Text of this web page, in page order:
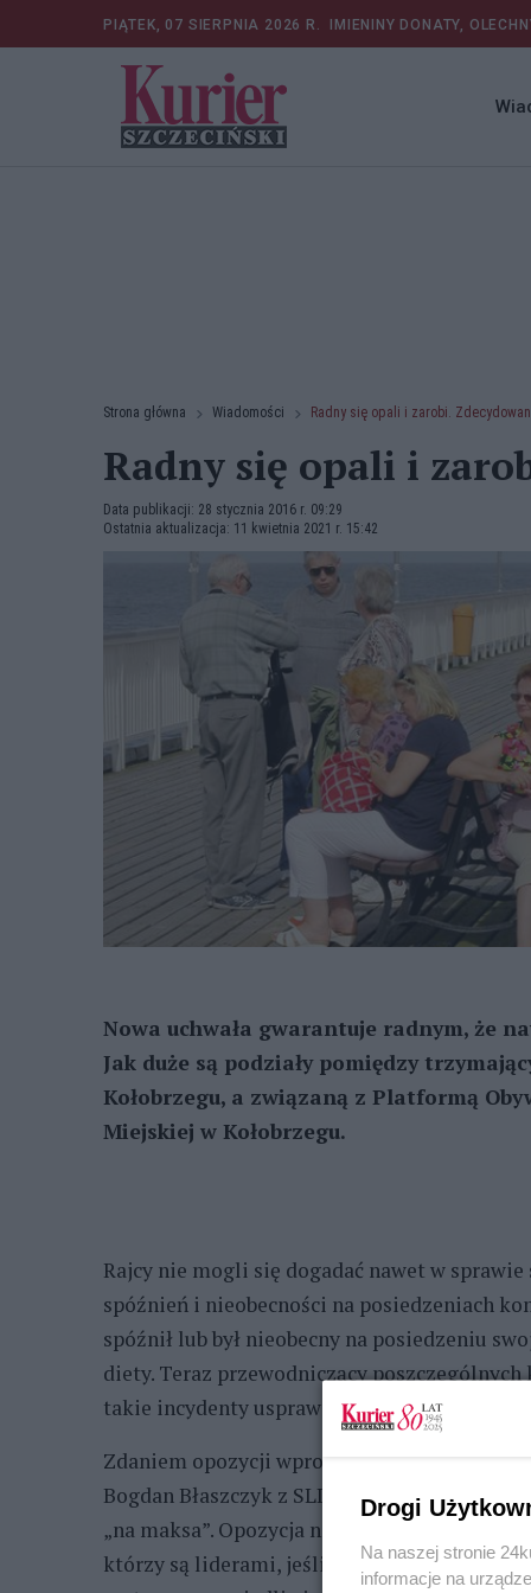
PIĄTEK, 07 SIERPNIA 2026 R. IMIENINY DONATY,
Strona główna Wiadomości Radny się opali i zarobi.
Radny się opali i
Data publikacji: 28 stycznia 2016 r. 09:29
Ostatnia aktualizacja: 11 kwietnia 2021 r. 15:42
Nowa uchwała gwarantuje radnym, że
Jak duże są podziały pomiędzy
Kołobrzegu, a związaną z Platformą
Miejskiej w Kołobrzegu.
Rajcy nie mogli się dogadać nawet w
spóźnień i nieobecności na posiedzeniach
spóźnił lub był nieobecny na posiedzeniu
diety. Teraz przewodniczący
takie incydenty usprawiedliwiać.
Zdaniem opozycji wprowadzi to
Bogdan Błaszczyk z SLD bronił
„na maksa”. Opozycja natomiast
którzy są liderami, jeśli chodzi o
Drogi
Na naszej stronie
informacje na